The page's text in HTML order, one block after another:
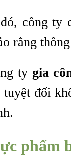
công ty
rằng
ty gia
tuyệt đối
phẩm